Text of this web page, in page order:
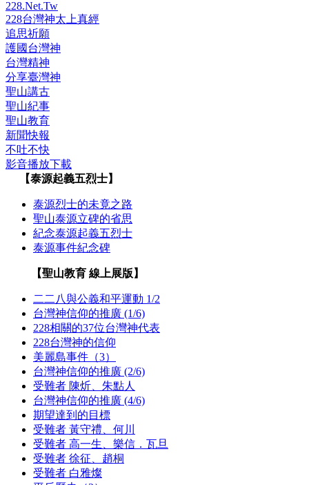
228.Net.Tw
228台灣神太上真經
追思祈願
護國台灣神
台灣精神
分享臺灣神
聖山講古
聖山紀事
聖山教育
新聞快報
不吐不快
影音播放下載
【泰源起義五烈士】
泰源烈士的未竟之路
聖山泰源立碑的省思
紀念泰源起義五烈士
泰源事件紀念碑
【聖山教育 線上展版】
二二八與公義和平運動 1/2
台灣神信仰的推廣 (1/6)
228相關的37位台灣神代表
228台灣神的信仰
美麗島事件（3）
台灣神信仰的推廣 (2/6)
受難者 陳炘、朱點人
台灣神信仰的推廣 (4/6)
期望達到的目標
受難者 黃守禮、何川
受難者 高一生、樂信．瓦旦
受難者 徐征、趙桐
受難者 白雅燦